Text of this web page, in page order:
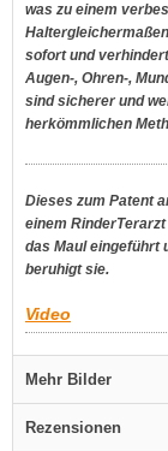
was zu einem
sofort und
Augen-, Ohren-,
sind sicherer und
herkömmlichen
Dieses zum Patent
einem
das Maul eingeführt
beruhigt sie.
Video
Mehr Bilder
Rezensionen